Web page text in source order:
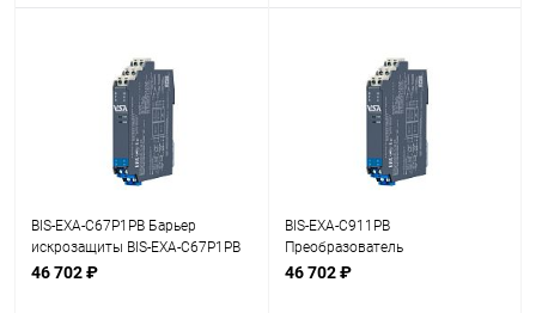
BIS-EXA-C67P1PB Барьер
искрозащиты BIS-EXA-C67P1PB
1хFI
46 702 ₽
BIS-EXA-C911PB
Преобразователь
измерительный BIS-EXA-C911PB,
46 702 ₽